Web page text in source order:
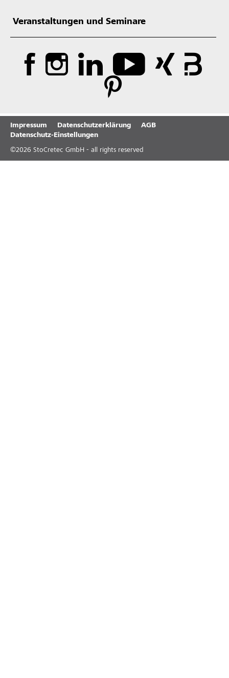
Veranstaltungen und Seminare
Impressum Datenschutzerklärung
AGB
Datenschutz-Einstellungen
©2026 StoCretec GmbH - all rights reserved